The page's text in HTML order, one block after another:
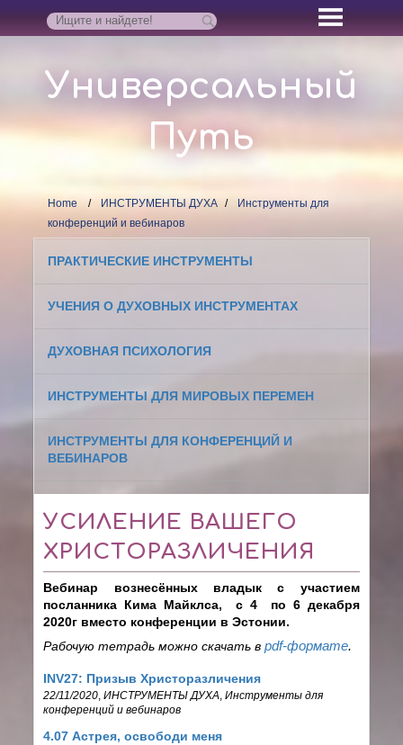
Универсальный
Путь
Home ИНСТРУМЕНТЫ ДУХА
Инструменты для
конференций и вебинаров
ПРАКТИЧЕСКИЕ ИНСТРУМЕНТЫ
УЧЕНИЯ О ДУХОВНЫХ ИНСТРУМЕНТАХ
ДУХОВНАЯ ПСИХОЛОГИЯ
ИНСТРУМЕНТЫ ДЛЯ МИРОВЫХ ПЕРЕМЕН
ИНСТРУМЕНТЫ ДЛЯ КОНФЕРЕНЦИЙ И
ВЕБИНАРОВ
УСИЛЕНИЕ ВАШЕГО
ХРИСТОРАЗЛИЧЕНИЯ
Вебинар вознесённых владык с участием
посланника Кима Майклса,
с 4 по 6 декабря
2020г вместо конференции в Эстонии.
Рабочую тетрадь можно скачать в pdf-формате.
INV27: Призыв Христоразличения
22/11/2020 ,ИНСТРУМЕНТЫ ДУХА ,Инструменты для
конференций и вебинаров
4.07 Астрея, освободи меня